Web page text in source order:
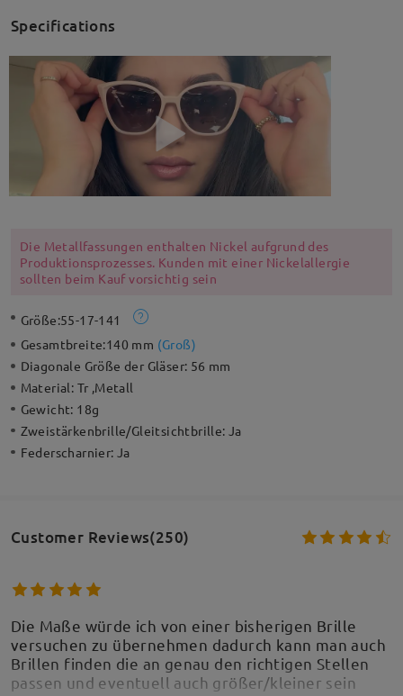
Specifications
Die Metallfassungen enthalten Nickel aufgrund des
Produktionsprozesses. Kunden mit einer Nickelallergie
sollten beim Kauf vorsichtig sein
Größe:55-17-141
Gesamtbreite:140 mm (Groß)
Diagonale Größe der Gläser: 56 mm
Material: Tr ,Metall
Gewicht: 18g
Zweistärkenbrille/Gleitsichtbrille:Ja
Federscharnier:Ja
Customer Reviews(250)
Die Maße würde ich von einer bisherigen Brille
versuchen zu übernehmen dadurch kann man auch
Brillen finden die an genau den richtigen Stellen
passen und eventuell auch größer/kleiner sein